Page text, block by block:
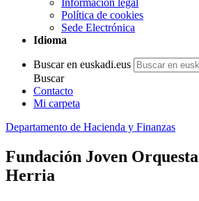
Información legal
Política de cookies
Sede Electrónica
Idioma
Buscar en euskadi.eus
Buscar
Contacto
Mi carpeta
Departamento de Hacienda y Finanzas
Fundación Joven
Herria